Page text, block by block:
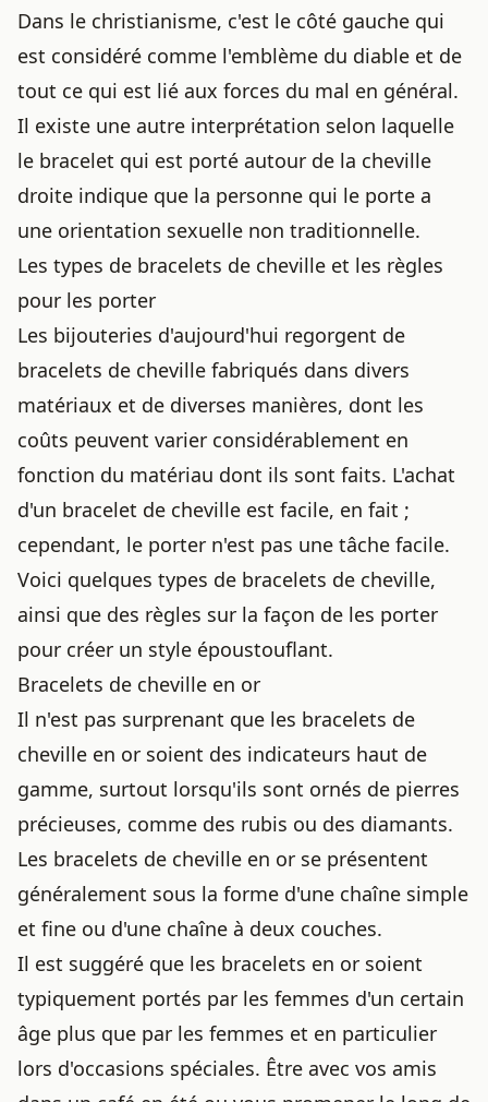
Dans le christianisme, c'est le côté gauche qui
est considéré comme l'emblème du diable et de
tout ce qui est lié aux forces du mal en général.
Il existe une autre interprétation selon laquelle
le bracelet qui est porté autour de la cheville
droite indique que la personne qui le porte a
une orientation sexuelle non traditionnelle.
Les types de bracelets de cheville et les règles
pour les porter
Les bijouteries d'aujourd'hui regorgent de
bracelets de cheville fabriqués dans divers
matériaux et de diverses manières, dont les
coûts peuvent varier considérablement en
fonction du matériau dont ils sont faits. L'achat
d'un bracelet de cheville est facile, en fait ;
cependant, le porter n'est pas une tâche facile.
Voici quelques types de bracelets de cheville,
ainsi que des règles sur la façon de les porter
pour créer un style époustouflant.
Bracelets de cheville en or
Il n'est pas surprenant que les bracelets de
cheville en or soient des indicateurs haut de
gamme, surtout lorsqu'ils sont ornés de pierres
précieuses, comme des rubis ou des diamants.
Les bracelets de cheville en or se présentent
généralement sous la forme d'une chaîne simple
et fine ou d'une chaîne à deux couches.
Il est suggéré que les bracelets en or soient
typiquement portés par les femmes d'un certain
âge plus que par les femmes et en particulier
lors d'occasions spéciales. Être avec vos amis